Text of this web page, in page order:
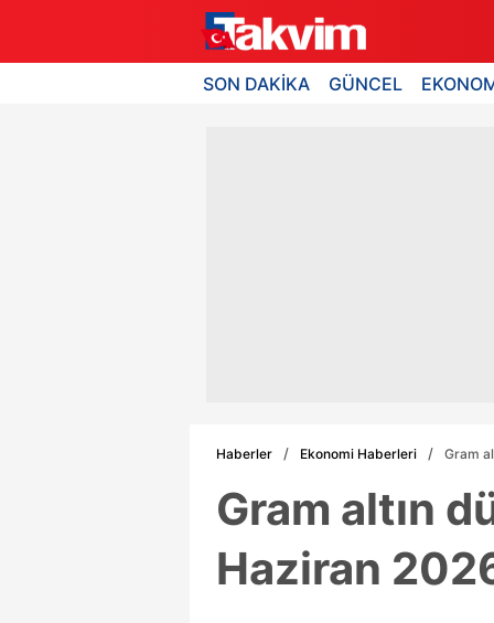
SON DAKİKA GÜNCEL
Haberler Ekonomi Haberleri Gram
Gram altın
Haziran